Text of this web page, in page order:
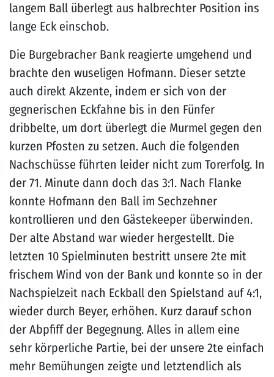
langem Ball überlegt aus halbrechter Position ins
lange Eck einschob.
Die Burgebracher Bank reagierte umgehend und
brachte den wuseligen Hofmann. Dieser setzte
auch direkt Akzente, indem er sich von der
gegnerischen Eckfahne bis in den Fünfer
dribbelte, um dort überlegt die Murmel gegen den
kurzen Pfosten zu setzen. Auch die folgenden
Nachschüsse führten leider nicht zum Torerfolg. In
der 71. Minute dann doch das 3:1. Nach Flanke
konnte Hofmann den Ball im Sechzehner
kontrollieren und den Gästekeeper überwinden.
Der alte Abstand war wieder hergestellt. Die
letzten 10 Spielminuten bestritt unsere 2te mit
frischem Wind von der Bank und konnte so in der
Nachspielzeit nach Eckball den Spielstand auf 4:1,
wieder durch Beyer, erhöhen. Kurz darauf schon
der Abpfiff der Begegnung. Alles in allem eine
sehr körperliche Partie, bei der unsere 2te einfach
mehr Bemühungen zeigte und letztendlich als